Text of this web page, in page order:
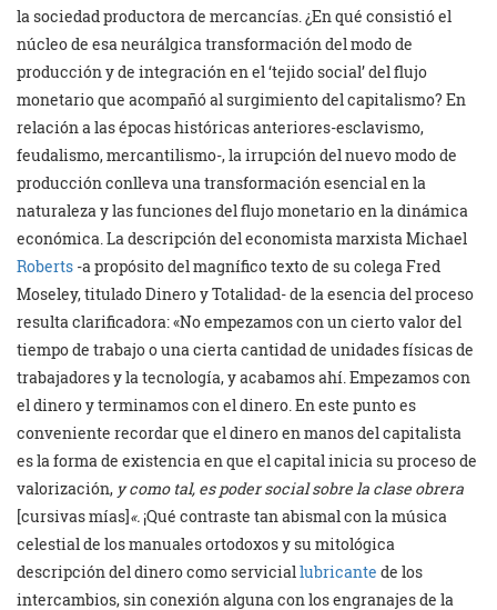
la sociedad productora de mercancías. ¿En qué consistió el
núcleo de esa neurálgica transformación del modo de
producción y de integración en el ‘tejido social’ del flujo
monetario que acompañó al surgimiento del capitalismo? En
relación a las épocas históricas anteriores-esclavismo,
feudalismo, mercantilismo-, la irrupción del nuevo modo de
producción conlleva una transformación esencial en la
naturaleza y las funciones del flujo monetario en la dinámica
económica. La descripción del economista marxista Michael
Roberts -a propósito del magnífico texto de su colega Fred
Moseley, titulado Dinero y Totalidad- de la esencia del proceso
resulta clarificadora: «No empezamos con un cierto valor del
tiempo de trabajo o una cierta cantidad de unidades físicas de
trabajadores y la tecnología, y acabamos ahí. Empezamos con
el dinero y terminamos con el dinero. En este punto es
conveniente recordar que el dinero en manos del capitalista
es la forma de existencia en que el capital inicia su proceso de
valorización, y como tal, es poder social sobre la clase obrera
[cursivas mías]«. ¡Qué contraste tan abismal con la música
celestial de los manuales ortodoxos y su mitológica
descripción del dinero como serviciallubricante de los
intercambios, sin conexión alguna con los engranajes de la